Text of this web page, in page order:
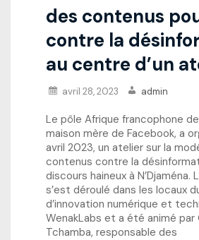
des contenus
contre la
au centre d’un
avril 28, 2023 admin
Le pôle Afrique francophone
maison mère de Facebook, a
avril 2023, un atelier sur la
contenus contre la
discours haineux à N’Djaména.
s’est déroulé dans les locaux
d’innovation numérique et
WenakLabs et a été animé par
Tchamba, responsable des